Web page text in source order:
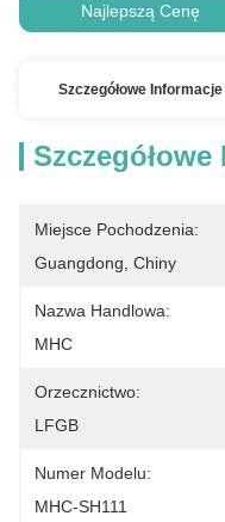
Najlepszą Cenę
Szczegółowe Informacje
Miejsce Pochodzenia:
Guangdong, Chiny
Nazwa Handlowa:
MHC
Orzecznictwo:
LFGB
Numer Modelu:
MHC-SH111